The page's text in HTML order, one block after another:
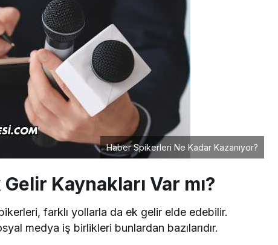
Haber Spikerleri Ne Kadar Kazanıyor?
Kaynakları Var mı?
farklı yollarla da ek gelir elde edebilir.
medya iş birlikleri bunlardan bazılarıdır.